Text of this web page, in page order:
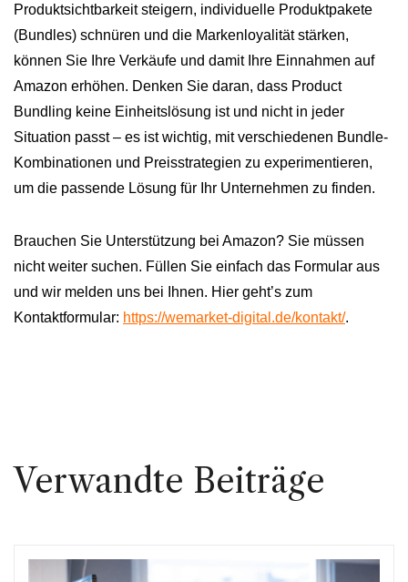
Produktsichtbarkeit steigern, individuelle Produktpakete
(Bundles) schnüren und die Markenloyalität stärken,
können Sie Ihre Verkäufe und damit Ihre Einnahmen auf
Amazon erhöhen. Denken Sie daran, dass Product
Bundling keine Einheitslösung ist und nicht in jeder
Situation passt – es ist wichtig, mit verschiedenen Bundle-
Kombinationen und Preisstrategien zu experimentieren,
um die passende Lösung für Ihr Unternehmen zu finden.
Brauchen Sie Unterstützung bei Amazon? Sie müssen
nicht weiter suchen. Füllen Sie einfach das Formular aus
und wir melden uns bei Ihnen. Hier geht’s zum
Kontaktformular: https://wemarket-digital.de/kontakt/.
Verwandte Beiträge